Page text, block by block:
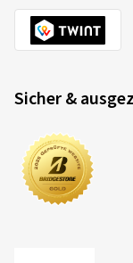
Sicher &